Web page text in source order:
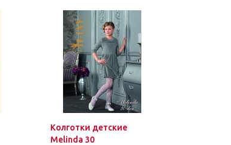
Колготки детские
Melinda 30